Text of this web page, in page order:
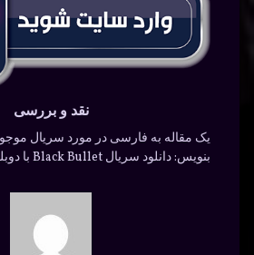
نقد و بررسی
یک مقاله به فارسی در مورد سریال
بنویس: دانلود سریال Black Bullet با دوبله فارسی